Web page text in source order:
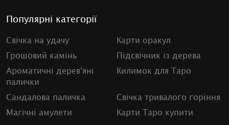
Популярні категорії
Свічка на удачу
Карти оракул
Грошовий камінь
Підсвічник із дерева
Ароматичні дерев'яні
палички
Килимок для Таро
Сандалова паличка
Свічка тривалого горіння
Магічні амулети
Карти Таро купити